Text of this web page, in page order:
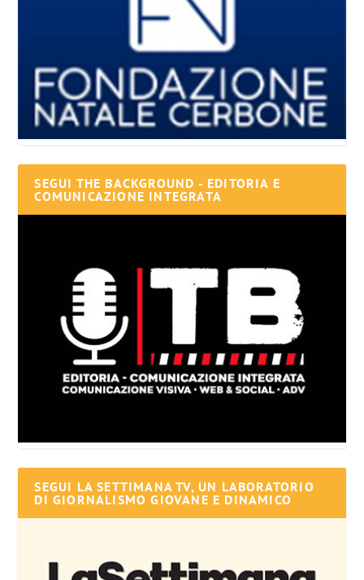
SEGUI THE BACKGROUND - EDITORIA E
COMUNICAZIONE INTEGRATA
SEGUI LA SETTIMANA TV, UN LABORATORIO
DI GIORNALISMO GIOVANE E DINAMICO